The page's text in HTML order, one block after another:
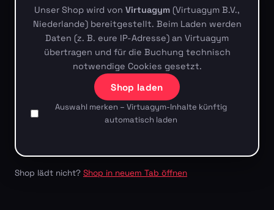
Unser Shop wird von Virtuagym (Virtuagym B.V.,
Niederlande) bereitgestellt. Beim Laden werden
Daten (z. B. eure IP-Adresse) an Virtuagym
übertragen und für die Buchung technisch
notwendige Cookies gesetzt.
Shop laden
Auswahl merken – Virtuagym-Inhalte künftig
automatisch laden
Shop lädt nicht? Shop in neuem Tab öffnen